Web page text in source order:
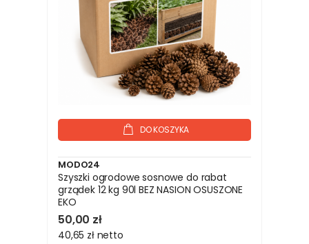
DO KOSZYKA
MODO24
Szyszki ogrodowe sosnowe do rabat
grządek 12 kg 90l BEZ NASION OSUSZONE
EKO
50,00 zł
40,65 zł netto